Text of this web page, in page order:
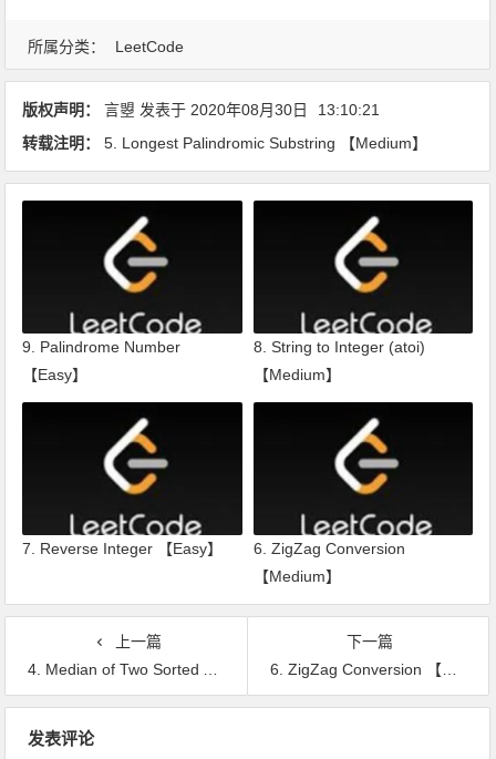
所属分类： LeetCode
版权声明： 言曌 发表于 2020年08月30日
13:10:21
转载注明：
5. Longest Palindromic Substring 【Medium】
9. Palindrome Number
【Easy】
8. String to Integer (atoi)
【Medium】
7. Reverse Integer 【Easy】
6. ZigZag Conversion
【Medium】
上一篇
4. Median of Two Sorted Arrays 【Hard】
下一篇
6. ZigZag Conversion 【Medium】
发表评论